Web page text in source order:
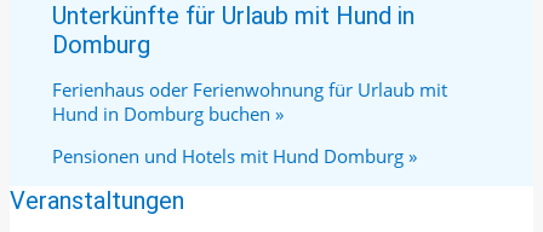
Unterkünfte für Urlaub mit Hund in
Domburg
Ferienhaus oder Ferienwohnung für Urlaub mit
Hund in Domburg buchen »
Pensionen und Hotels mit Hund Domburg »
Veranstaltungen